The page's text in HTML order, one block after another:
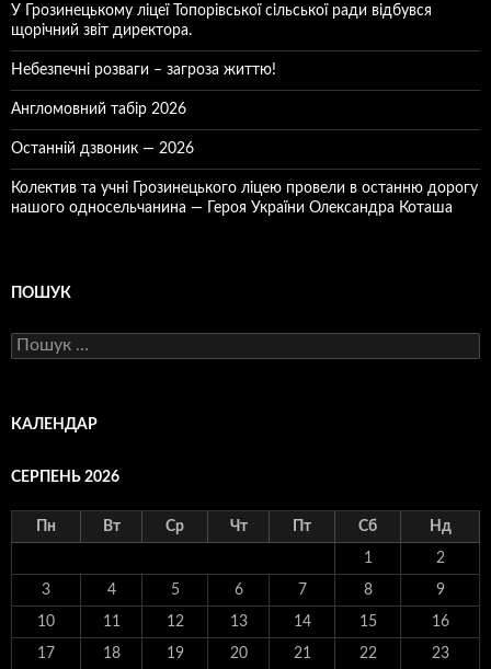
У Грозинецькому ліцеї Топорівської сільської ради відбувся
щорічний звіт директора.
Небезпечні розваги – загроза життю!
Англомовний табір 2026
Останній дзвоник — 2026
Колектив та учні Грозинецького ліцею провели в останню дорогу
нашого односельчанина — Героя України Олександра Коташа
ПОШУК
Пошук:
КАЛЕНДАР
СЕРПЕНЬ 2026
Пн Вт Ср Чт Пт Сб Нд
1 2
3 4 5 6 7 8 9
10 11 12 13 14 15 16
17 18 19 20 21 22 23